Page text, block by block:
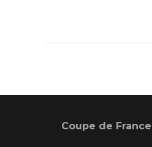
Coupe de